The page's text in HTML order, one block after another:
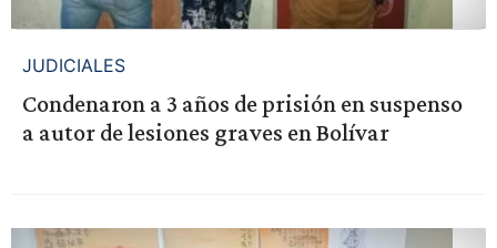
JUDICIALES
Condenaron a 3 años de prisión en suspenso
a autor de lesiones graves en Bolívar